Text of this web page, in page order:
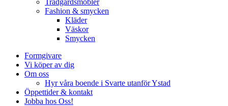
Trädgårdsmöbler
Fashion & smycken
Kläder
Väskor
Smycken
Formgivare
Vi köper av dig
Om oss
Hyr våra boende i Svarte utanför Ystad
Öppettider & kontakt
Jobba hos Oss!